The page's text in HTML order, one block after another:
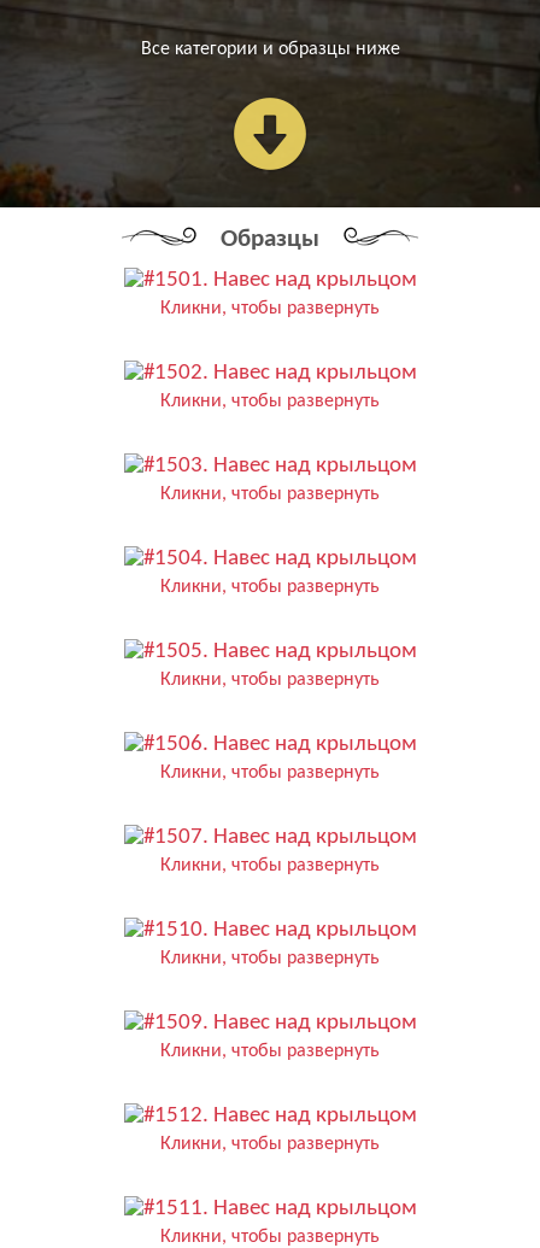
Все категории и образцы ниже
Образцы
Кликни, чтобы развернуть
Кликни, чтобы развернуть
Кликни, чтобы развернуть
Кликни, чтобы развернуть
Кликни, чтобы развернуть
Кликни, чтобы развернуть
Кликни, чтобы развернуть
Кликни, чтобы развернуть
Кликни, чтобы развернуть
Кликни, чтобы развернуть
Кликни, чтобы развернуть